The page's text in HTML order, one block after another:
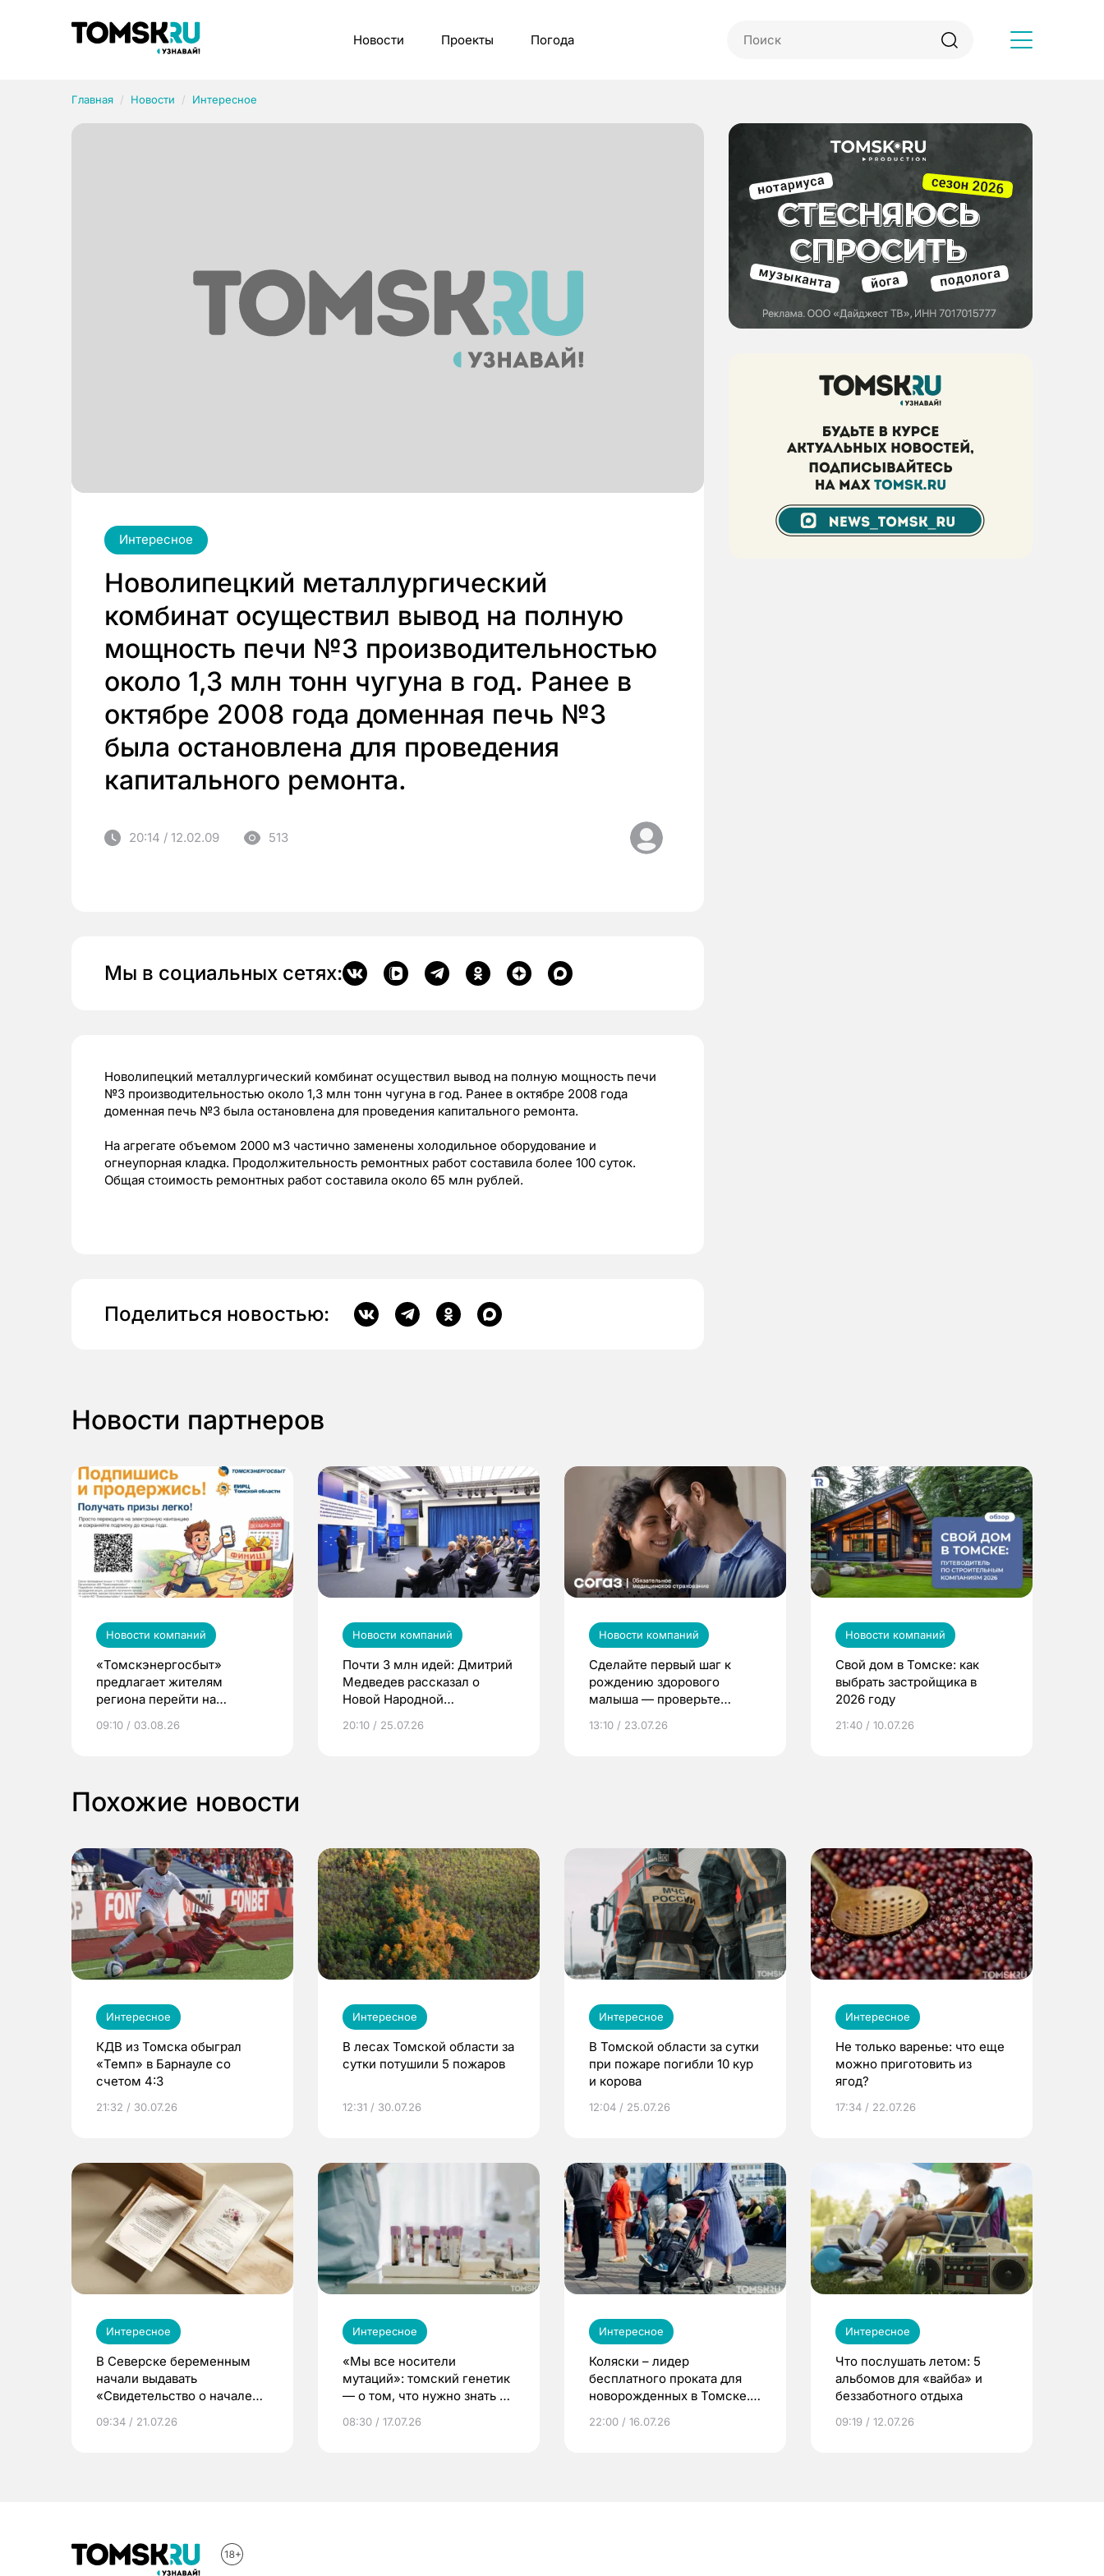
Новости Проекты Погода
Главная Новости Интересное
Интересное
Новолипецкий металлургический
комбинат осуществил вывод на полную
мощность печи №3 производительностью
около 1,3 млн тонн чугуна в год. Ранее в
октябре 2008 года доменная печь №3
была остановлена для проведения
капитального ремонта.
20:14 / 12.02.09 513
Мы в социальных сетях:
Новолипецкий металлургический комбинат осуществил вывод на полную мощность печи
№3 производительностью около 1,3 млн тонн чугуна в год. Ранее в октябре 2008 года
доменная печь №3 была остановлена для проведения капитального ремонта.
На агрегате объемом 2000 м3 частично заменены холодильное оборудование и
огнеупорная кладка. Продолжительность ремонтных работ составила более 100 суток.
Общая стоимость ремонтных работ составила около 65 млн рублей.
Поделиться новостью:
Новости партнеров
Новости компаний
«Томскэнергосбыт»
предлагает жителям
региона перейти на
выиграть призы
09:10 / 03.08.26
Новости компаний
Почти 3 млн идей: Дмитрий
Медведев рассказал о
Новой Народной
20:10 / 25.07.26
Новости компаний
Сделайте первый шаг к
рождению здорового
малыша — проверьте
по ОМС!
13:10 / 23.07.26
Новости компаний
Свой дом в Томске: как
выбрать застройщика в
2026 году
21:40 / 10.07.26
Похожие новости
Интересное
КДВ из Томска обыграл
«Темп» в Барнауле со
счетом 4:3
21:32 / 30.07.26
Интересное
В лесах Томской области за
сутки потушили 5 пожаров
12:31 / 30.07.26
Интересное
В Томской области за сутки
при пожаре погибли 10 кур
и корова
12:04 / 25.07.26
Интересное
Не только варенье: что еще
можно приготовить из
ягод?
17:34 / 22.07.26
Интересное
В Северске беременным
начали выдавать
«Свидетельство о начале
09:34 / 21.07.26
Интересное
«Мы все носители
мутаций»: томский генетик
— о том, что нужно знать до
08:30 / 17.07.26
Интересное
Коляски – лидер
бесплатного проката для
новорожденных в Томске.
22:00 / 16.07.26
Интересное
Что послушать летом: 5
альбомов для «вайба» и
беззаботного отдыха
09:19 / 12.07.26
Рубрики